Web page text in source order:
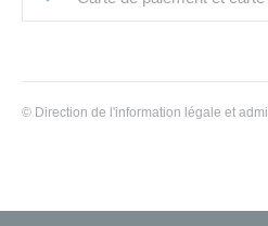
© Direction de l'information légale et